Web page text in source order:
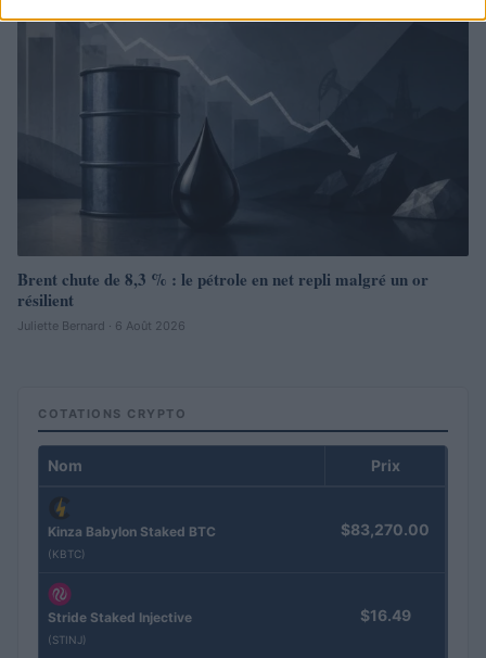
Brent chute de 8,3 % : le pétrole en net repli malgré un or
résilient
Juliette Bernard · 6 Août 2026
COTATIONS CRYPTO
Nom Prix
Kinza Babylon Staked BTC
(KBTC)
$83,270.00
Stride Staked Injective
(STINJ)
$16.49